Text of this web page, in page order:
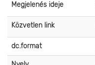
Megjelenés ideje
Közvetlen link
dc.format